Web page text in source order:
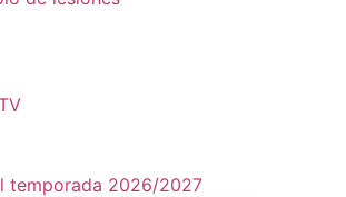
temporada 2026/2027